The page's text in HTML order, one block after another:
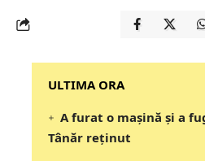
‎‎‎‎‎‎‎ULTIMA ORA
A furat o mașină și a
Tânăr reținut